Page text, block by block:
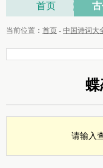
蝶恋花诗词，蝶恋花
首页
当前位置： 首页 - 中国诗词大
蝶
请输入